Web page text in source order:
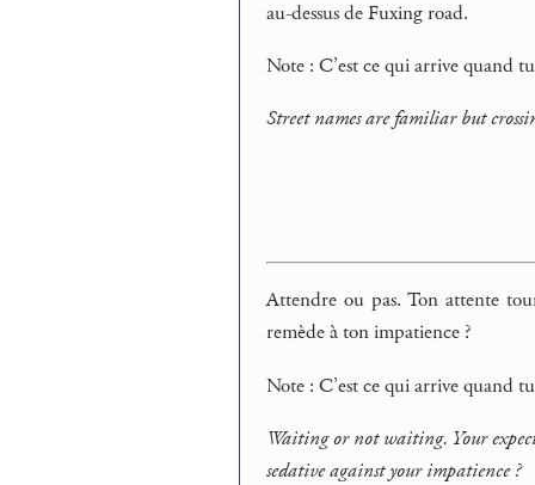
au-dessus de Fuxing road.
Note : C’est ce qui arrive quand
Street names are familiar but
Attendre ou pas. Ton attente
remède à ton impatience ?
Note : C’est ce qui arrive quand
Waiting or not waiting. Your
sedative against your impatience ?